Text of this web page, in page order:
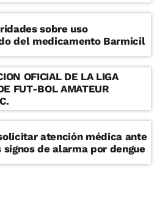
sobre uso
del medicamento Barmicil
OFICIAL DE LA LIGA
FUT-BOL AMATEUR
atención médica ante
de alarma por dengue